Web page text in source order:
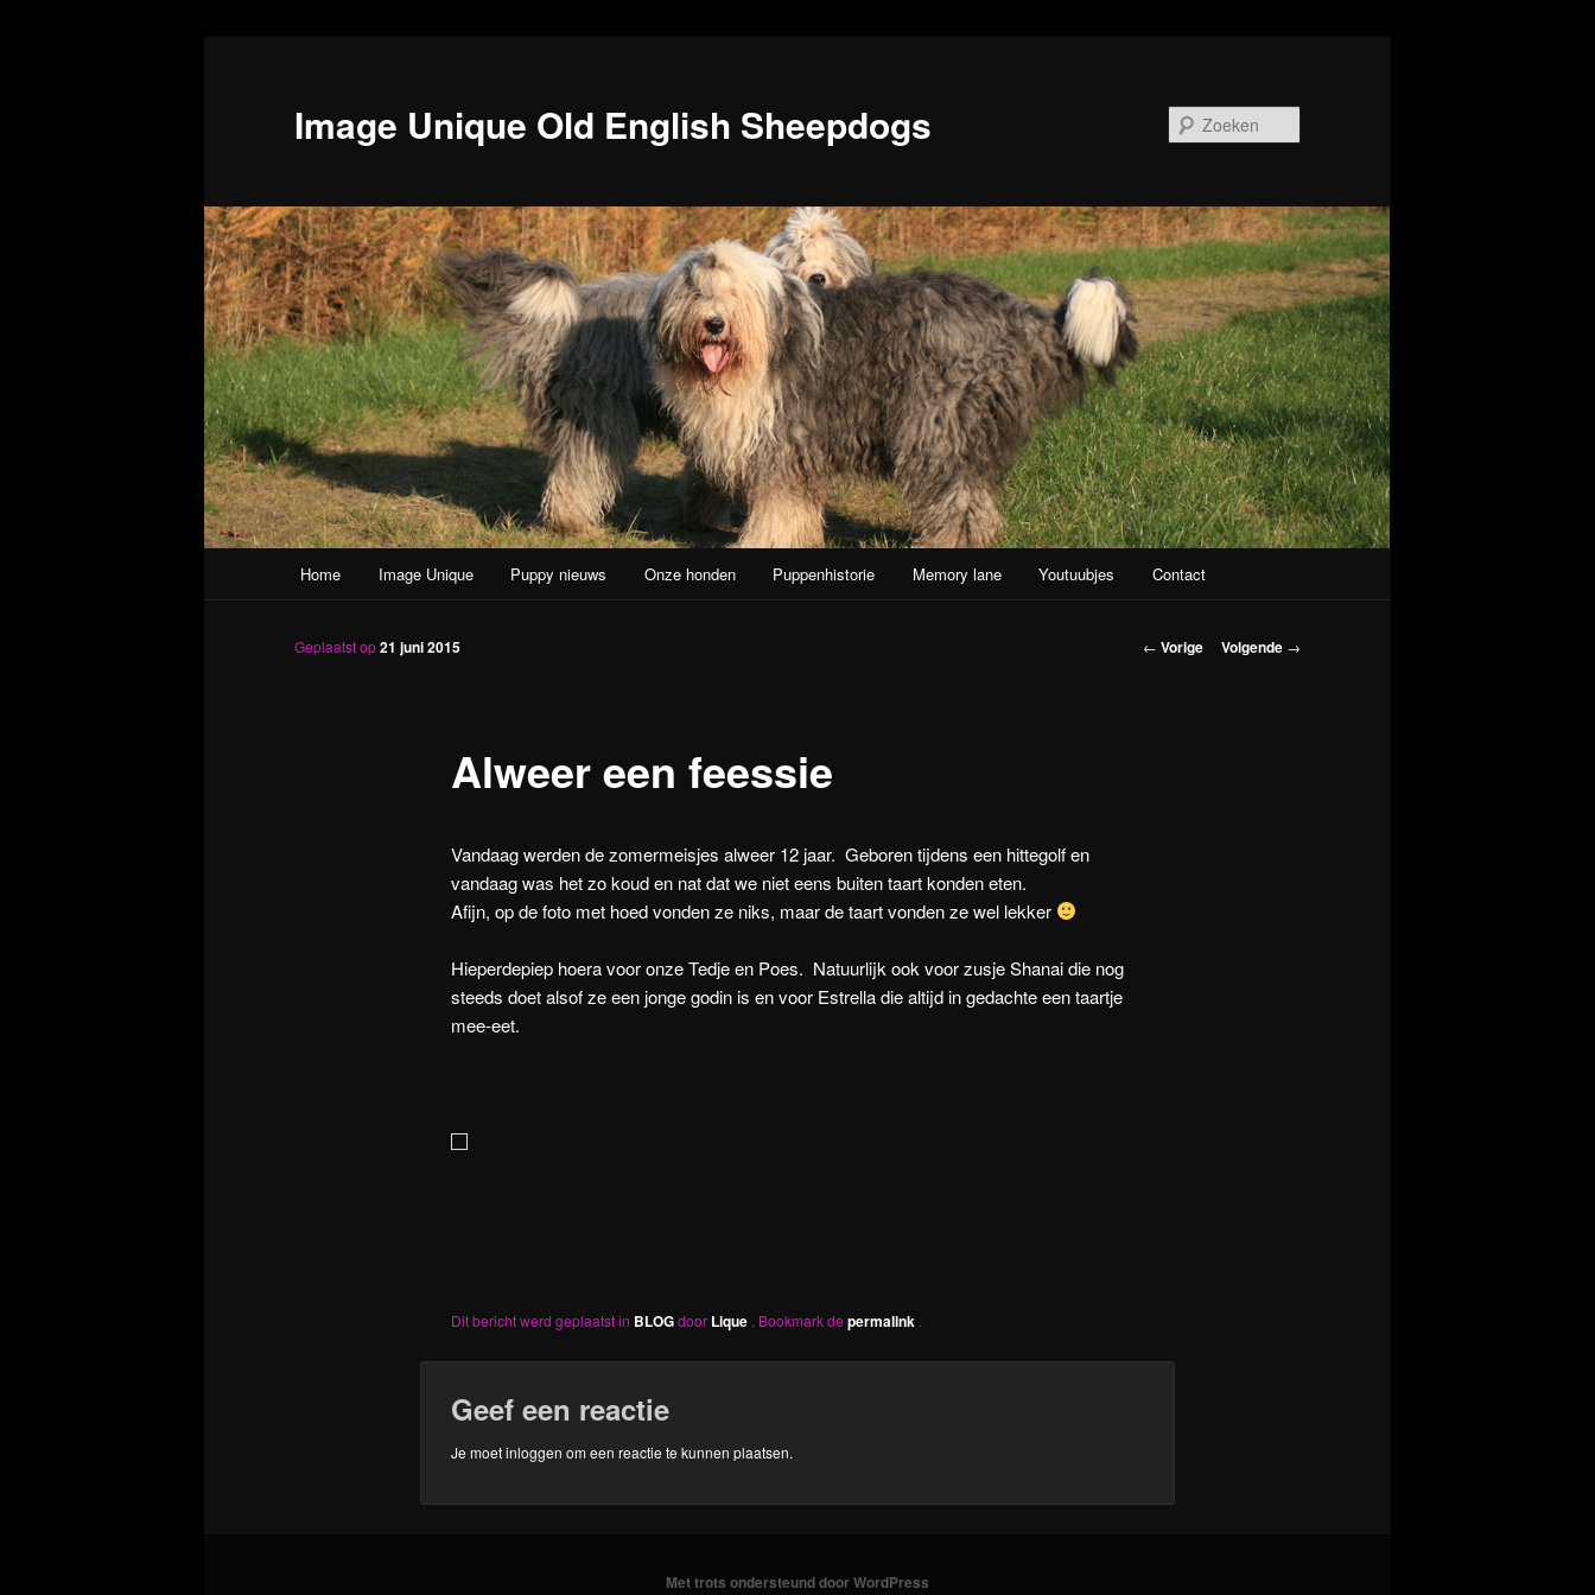
Image Unique Old English Sheepdogs
Spring naar de primaire inhoud
Home Image Unique Puppy nieuws Onze honden Puppenhistorie Memory lane Youtuubjes Contact
Berichtnavigatie
← Vorige Volgende →
Alweer een feessie
Geplaatst op21 juni 2015
Vandaag werden de zomermeisjes alweer 12 jaar. Geboren tijdens een hittegolf en
vandaag was het zo koud en nat dat we niet eens buiten taart konden eten.
Afijn, op de foto met hoed vonden ze niks, maar de taart vonden ze wel lekker
Hieperdepiep hoera voor onze Tedje en Poes. Natuurlijk ook voor zusje Shanai die nog
steeds doet alsof ze een jonge godin is en voor Estrella die altijd in gedachte een taartje
mee-eet.
Dit bericht werd geplaatst in BLOGdoor Lique . Bookmark de permalink .
Geef een reactie
Je moetinloggen om een reactie te kunnen plaatsen.
Met trots ondersteund door WordPress